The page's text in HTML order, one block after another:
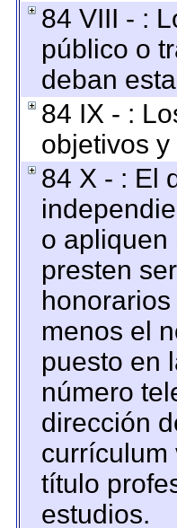
84 VIII - :
público o
deban
84 IX - :
objetivos
84 X - : El
o apliquen
presten
menos el
puesto en
número
dirección
currículum
título
estudios.